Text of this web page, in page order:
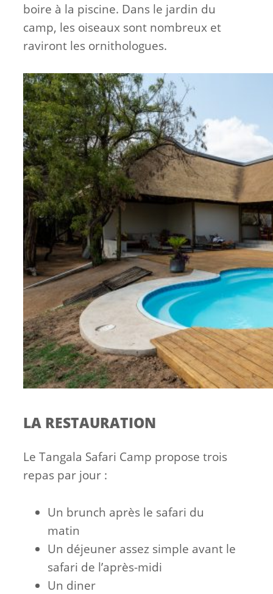
boire à la piscine. Dans le jardin du
camp, les oiseaux sont nombreux et
raviront les ornithologues.
LA RESTAURATION
Le Tangala Safari Camp propose trois
repas par jour :
Un brunch après le safari du
matin
Un déjeuner assez simple avant le
safari de l’après-midi
Un diner